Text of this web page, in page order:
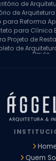
de
de
para Reforma
para Clínica
Projeto de
de
Paulo
Projeto
Arquiteto
para Reforma
para
para
de Interiores
Quem